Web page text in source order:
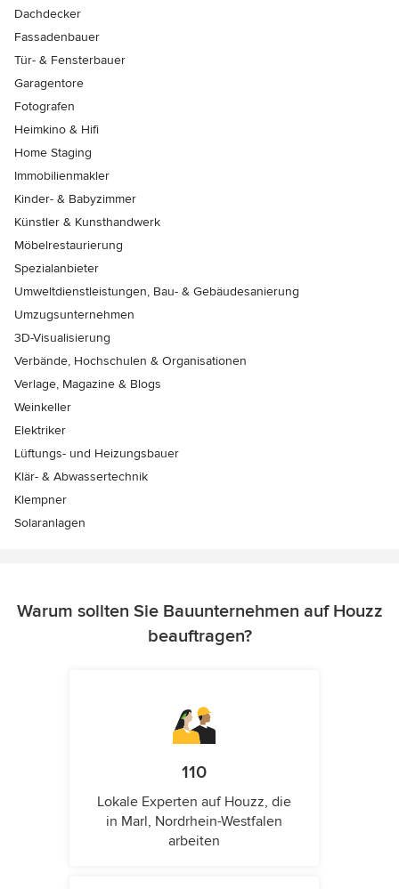
Dachdecker
Fassadenbauer
Tür- & Fensterbauer
Garagentore
Fotografen
Heimkino & Hifi
Home Staging
Immobilienmakler
Kinder- & Babyzimmer
Künstler & Kunsthandwerk
Möbelrestaurierung
Spezialanbieter
Umweltdienstleistungen, Bau- & Gebäudesanierung
Umzugsunternehmen
3D-Visualisierung
Verbände, Hochschulen & Organisationen
Verlage, Magazine & Blogs
Weinkeller
Elektriker
Lüftungs- und Heizungsbauer
Klär- & Abwassertechnik
Klempner
Solaranlagen
Warum sollten Sie Bauunternehmen auf Houzz
beauftragen?
110
Lokale Experten auf Houzz, die
in Marl, Nordrhein-Westfalen
arbeiten